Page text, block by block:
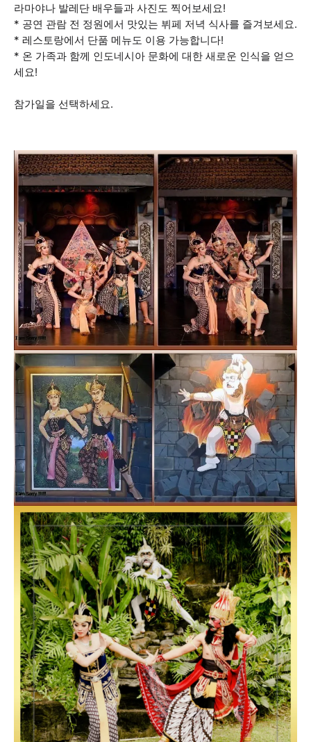
라마야나 발레단 배우들과 사진도 찍어보세요!
* 공연 관람 전 정원에서 맛있는 뷔페 저녁 식사를 즐겨보세요.
* 레스토랑에서 단품 메뉴도 이용 가능합니다!
* 온 가족과 함께 인도네시아 문화에 대한 새로운 인식을 얻으
세요!
참가일을 선택하세요.